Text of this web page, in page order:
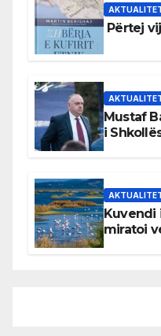
Përtej
Mustaf
i
Kuvendi
miratoi